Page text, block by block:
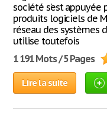
société s’est
produits logiciels de
réseau des systèmes
utilise toutefois
1 191 Mots / 5 Pages
Lire la suite